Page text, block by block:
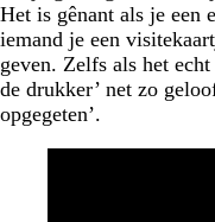
Het is gênant als je een
iemand je een
geven. Zelfs als het
de drukker’ net zo
opgegeten’.